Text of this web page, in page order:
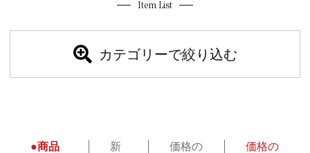
Item List
カテゴリーで絞り込む
●商品
新
価格の
価格の